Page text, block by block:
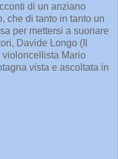
di un anziano
che di tanto in tanto un
per mettersi a suonare
Davide Longo (Il
violoncellista Mario
vista e ascoltata in